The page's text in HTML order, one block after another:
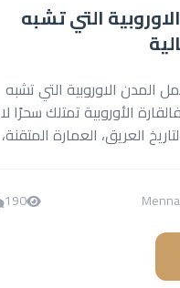
التي تشبه
المدن الاوروبية التي تشبه
الأوروبية تمتلك سحرًا لا
العريق، العمارة المتقنة،
Menna
190